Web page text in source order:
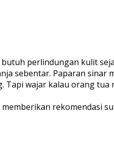
perlindungan kulit
sebentar. Paparan sinar
wajar kalau orang
rekomendasi